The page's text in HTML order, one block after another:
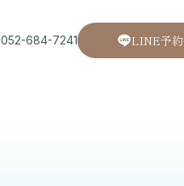
052-684-7241 LINE予約